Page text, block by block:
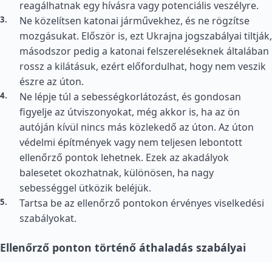
reagálhatnak egy hívásra vagy potenciális veszélyre.
Ne közelítsen katonai járművekhez, és ne rögzítse
mozgásukat. Először is, ezt Ukrajna jogszabályai tiltják,
másodszor pedig a katonai felszereléseknek általában
rossz a kilátásuk, ezért előfordulhat, hogy nem veszik
észre az úton.
Ne lépje túl a sebességkorlátozást, és gondosan
figyelje az útviszonyokat, még akkor is, ha az ön
autóján kívül nincs más közlekedő az úton. Az úton
védelmi építmények vagy nem teljesen lebontott
ellenőrző pontok lehetnek. Ezek az akadályok
balesetet okozhatnak, különösen, ha nagy
sebességgel ütközik beléjük.
Tartsa be az ellenőrző pontokon érvényes viselkedési
szabályokat.
Ellenőrző ponton történő áthaladás szabályai